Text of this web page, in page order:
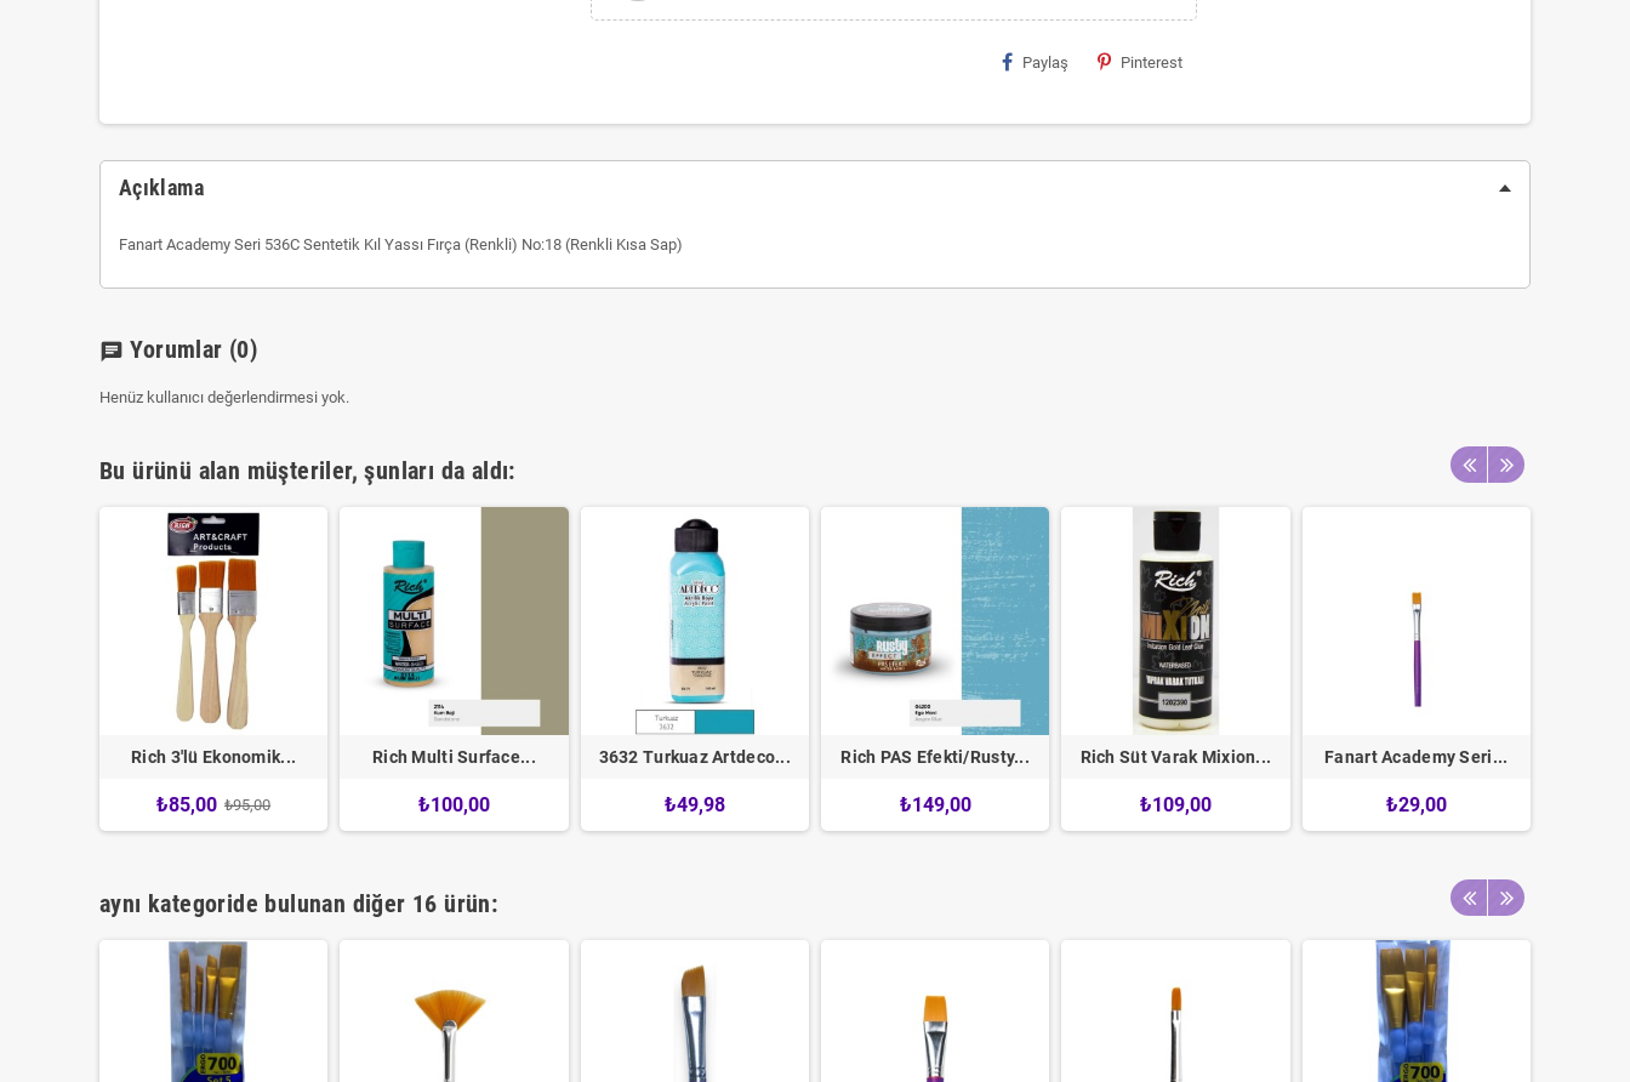
Paylaş Pinterest
Açıklama
Fanart Academy Seri 536C Sentetik Kıl Yassı Fırça (Renkli) No:18 (Renkli Kısa Sap)
chat Yorumlar (0)
Henüz kullanıcı değerlendirmesi yok.
Bu ürünü alan müşteriler, şunları da aldı:
Rich 3'lü Ekonomik...
₺85,00 ₺95,00
Rich Multi Surface...
₺100,00
3632 Turkuaz Artdeco...
₺49,98
Rich PAS Efekti/Rusty...
₺149,00
Rich Süt Varak Mixion...
₺109,00
Fanart Academy Seri...
₺29,00
aynı kategoride bulunan diğer 16 ürün: